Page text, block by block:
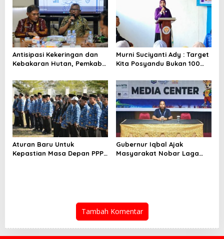
Antisipasi Kekeringan dan
Kebakaran Hutan, Pemkab
Murni Suciyanti Ady : Target
Kita Posyandu Bukan 100
Persen Berfungsi
Aturan Baru Untuk
Kepastian Masa Depan PPPK
Gubernur Iqbal Ajak
Masyarakat Nobar Laga
Tambah Komentar